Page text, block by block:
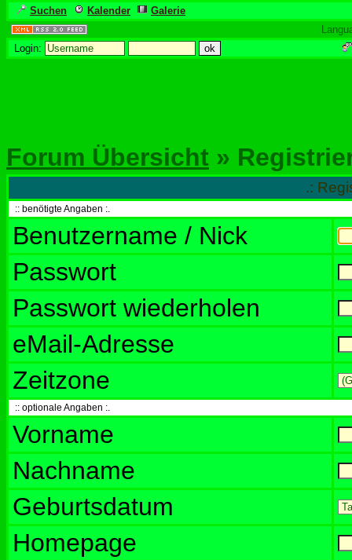
Suchen Kalender
Galerie
Login:
Forum Übersicht »
.:
:: benötigte Angaben :.
Benutzername / Nick
Passwort
Passwort wiederholen
eMail-Adresse
Zeitzone
:: optionale Angaben :.
Vorname
Nachname
Geburtsdatum
Homepage